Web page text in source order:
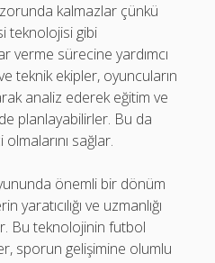
kalmazlar çünkü
teknolojisi gibi
verme sürecine yardımcı
teknik ekipler, oyuncuların
analiz ederek eğitim ve
planlayabilirler. Bu da
sağlar.
önemli bir dönüm
yaratıcılığı ve uzmanlığı
Bu teknolojinin futbol
sporun gelişimine olumlu